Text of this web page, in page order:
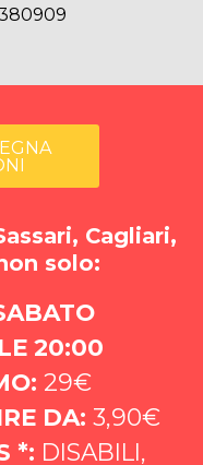
Cagliari,
solo:
20:00
29€
DA: 3,90€
*: DISABILI,